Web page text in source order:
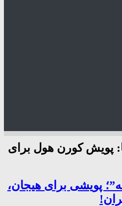
پویش کورن هول برای
پویشی برای هیجان،